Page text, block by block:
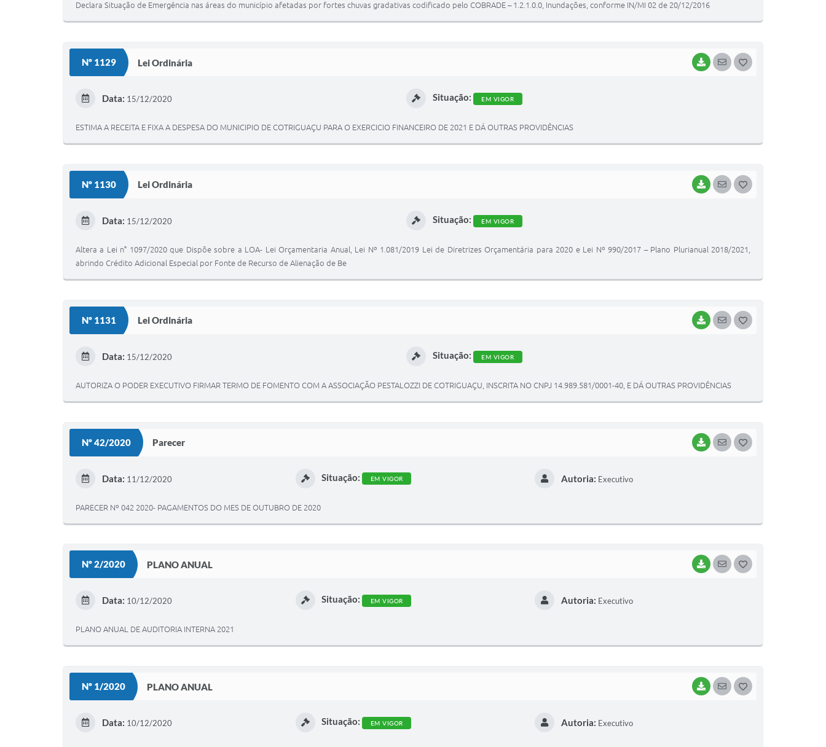
Declara Situação de Emergência nas áreas do município afetadas por fortes chuvas gradativas codificado pelo COBRADE – 1.2.1.0.0, Inundações, conforme IN/MI 02 de 20/12/2016
Nº 1129 Lei Ordinária BAIXARSEGUIR
Data: 15/12/2020 Situação: EM VIGOR
ESTIMA A RECEITA E FIXA A DESPESA DO MUNICIPIO DE COTRIGUAÇU PARA O EXERCICIO FINANCEIRO DE 2021 E DÁ OUTRAS PROVIDÊNCIAS
Nº 1130 Lei Ordinária BAIXARSEGUIR
I
Data: 15/12/2020 Situação: EM VIGOR
Altera a Lei n° 1097/2020 que Dispõe sobre a LOA- Lei Orçamentaria Anual, Lei Nº 1.081/2019 Lei de Diretrizes Orçamentária para 2020 e Lei Nº 990/2017 – Plano Plurianual 2018/2021,
abrindo Crédito Adicional Especial por Fonte de Recurso de Alienação de Be
Nº 1131 Lei Ordinária BAIXARSEGUIR
Data: 15/12/2020 Situação: EM VIGOR
AUTORIZA O PODER EXECUTIVO FIRMAR TERMO DE FOMENTO COM A ASSOCIAÇÃO PESTALOZZI DE COTRIGUAÇU, INSCRITA NO CNPJ 14.989.581/0001-40, E DÁ OUTRAS PROVIDÊNCIAS
Nº 42/2020 Parecer BAIXARSEGUIR
Data: 11/12/2020 Situação: EM VIGOR Autoria: Executivo
PARECER Nº 042 2020- PAGAMENTOS DO MES DE OUTUBRO DE 2020
Nº 2/2020 PLANO ANUAL BAIXARSEGUIR
Data: 10/12/2020 Situação: EM VIGOR Autoria: Executivo
PLANO ANUAL DE AUDITORIA INTERNA 2021
Nº 1/2020 PLANO ANUAL BAIXARSEGUIR
Data: 10/12/2020 Situação: EM VIGOR Autoria: Executivo